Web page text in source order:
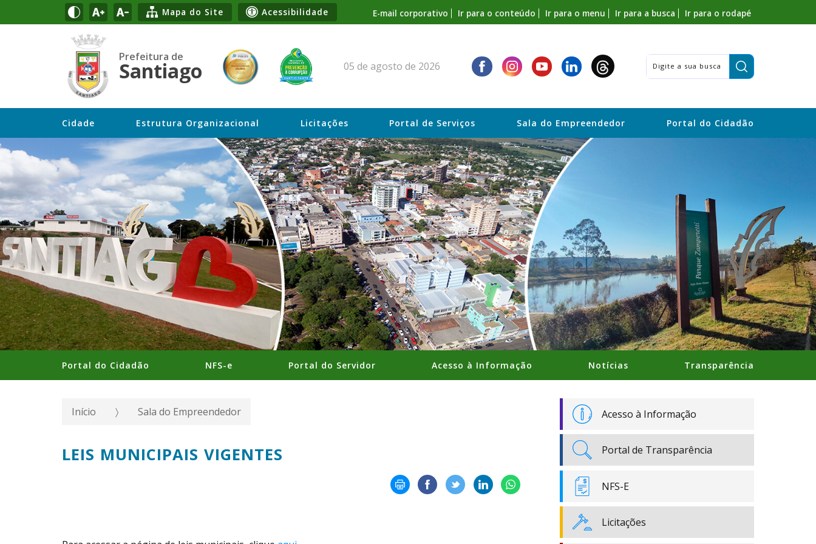
Mapa do Site Acessibilidade E-mail corporativo Ir para o conteúdo Ir para o menu Ir para a busca Ir para o rodapé
Prefeitura de
Santiago 05 de agosto de 2026 Pesquisar:
Cidade Estrutura Organizacional Licitações Portal de Serviços Sala do Empreendedor Portal do Cidadão
Portal do Cidadão NFS-e Portal do Servidor Acesso à Informação Notícias Transparência
Início Sala do Empreendedor
LEIS MUNICIPAIS VIGENTES
Acesso à Informação
Portal de Transparência
NFS-E
Licitações